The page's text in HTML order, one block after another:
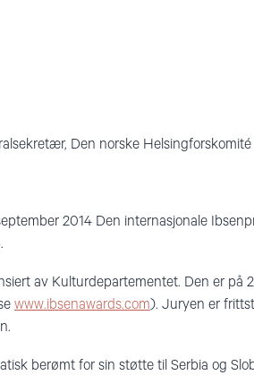
Den norske Helsingforskomité
2014 Den internasjonale
av Kulturdepartementet. Den er på
www.ibsenawards.com). Juryen er
berømt for sin støtte til Serbia og